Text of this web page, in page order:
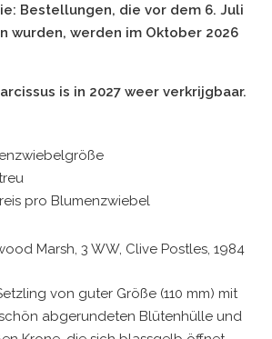
Bestellungen, die vor dem 6. Juli
wurden, werden im Oktober 2026
is in 2027 weer verkrijgbaar.
pro Blumenzwiebel
Marsh, 3 WW, Clive Postles, 1984
von guter Größe (110 mm) mit
abgerundeten Blütenhülle und